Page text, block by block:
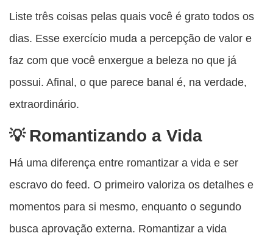
Liste três coisas pelas quais você é grato todos os
dias. Esse exercício muda a percepção de valor e
faz com que você enxergue a beleza no que já
possui. Afinal, o que parece banal é, na verdade,
extraordinário.
Romantizando a Vida
Há uma diferença entre romantizar a vida e ser
escravo do feed. O primeiro valoriza os detalhes e
momentos para si mesmo, enquanto o segundo
busca aprovação externa. Romantizar a vida